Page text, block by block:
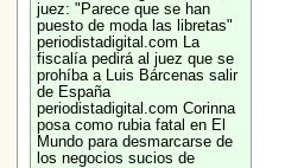
juez: "Parece que se han
puesto de moda las libretas"
periodistadigital.com La
fiscalía pedirá al juez que se
prohíba a Luis Bárcenas salir
de España
periodistadigital.com Corinna
posa como rubia fatal en El
Mundo para desmarcarse de
los negocios sucios de